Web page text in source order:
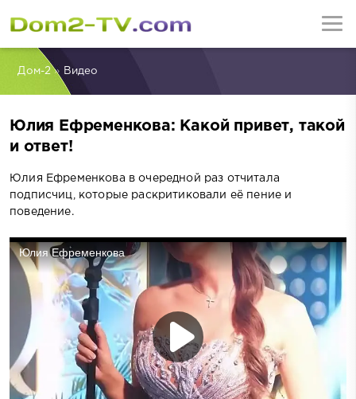
Дом-2» Видео
Юлия Ефременкова: Какой привет, такой
и ответ!
Юлия Ефременкова в очередной раз отчитала
подписчиц, которые раскритиковали её пение и
поведение.